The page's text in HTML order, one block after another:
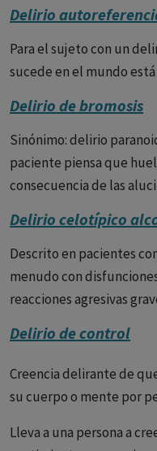
Delirio
Para el sujeto con un
sucede en el mundo
Delirio de bromosis
Sinónimo: delirio
paciente piensa que
consecuencia de las
Delirio celotípico
Descrito en pacientes
menudo con
reacciones agresivas
Delirio de control
Creencia delirante de
su cuerpo o mente por
Lleva a una persona a